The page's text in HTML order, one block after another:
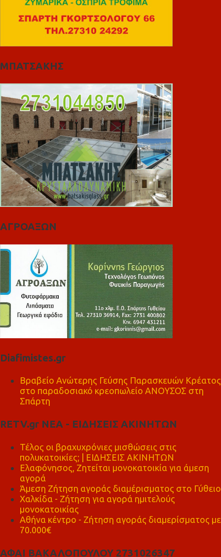
ΜΠΑΤΣΑΚΗΣ
ΑΓΡΟΑΞΩΝ
Diafimistes.gr
Βραβείο Ανώτερης Γεύσης Παρασκευών Κρέατος
στο παραδοσιακό κρεοπωλείο ΑΝΟΥΣΟΣ στη
Σπάρτη
RETV.gr ΝΕΑ - ΕΙΔΗΣΕΙΣ ΑΚΙΝΗΤΩΝ
Τέλος οι βραχυχρόνιες μισθώσεις στις
πολυκατοικίες; | ΕΙΔΗΣΕΙΣ ΑΚΙΝΗΤΩΝ
Ελαφόνησος, Ζητείται μονοκατοικία για άμεση
αγορά
Άμεση Ζήτηση αγοράς διαμέρισματος στο Γύθειο
Χαλκίδα - Ζήτηση για αγορά ημιτελούς
μονοκατοικίας
Αθήνα κέντρο - Ζήτηση αγοράς διαμερίσματος με
70.000€
ΑΦΑΙ ΒΑΚΑΛΟΠΟΥΛΟΥ 2731026347